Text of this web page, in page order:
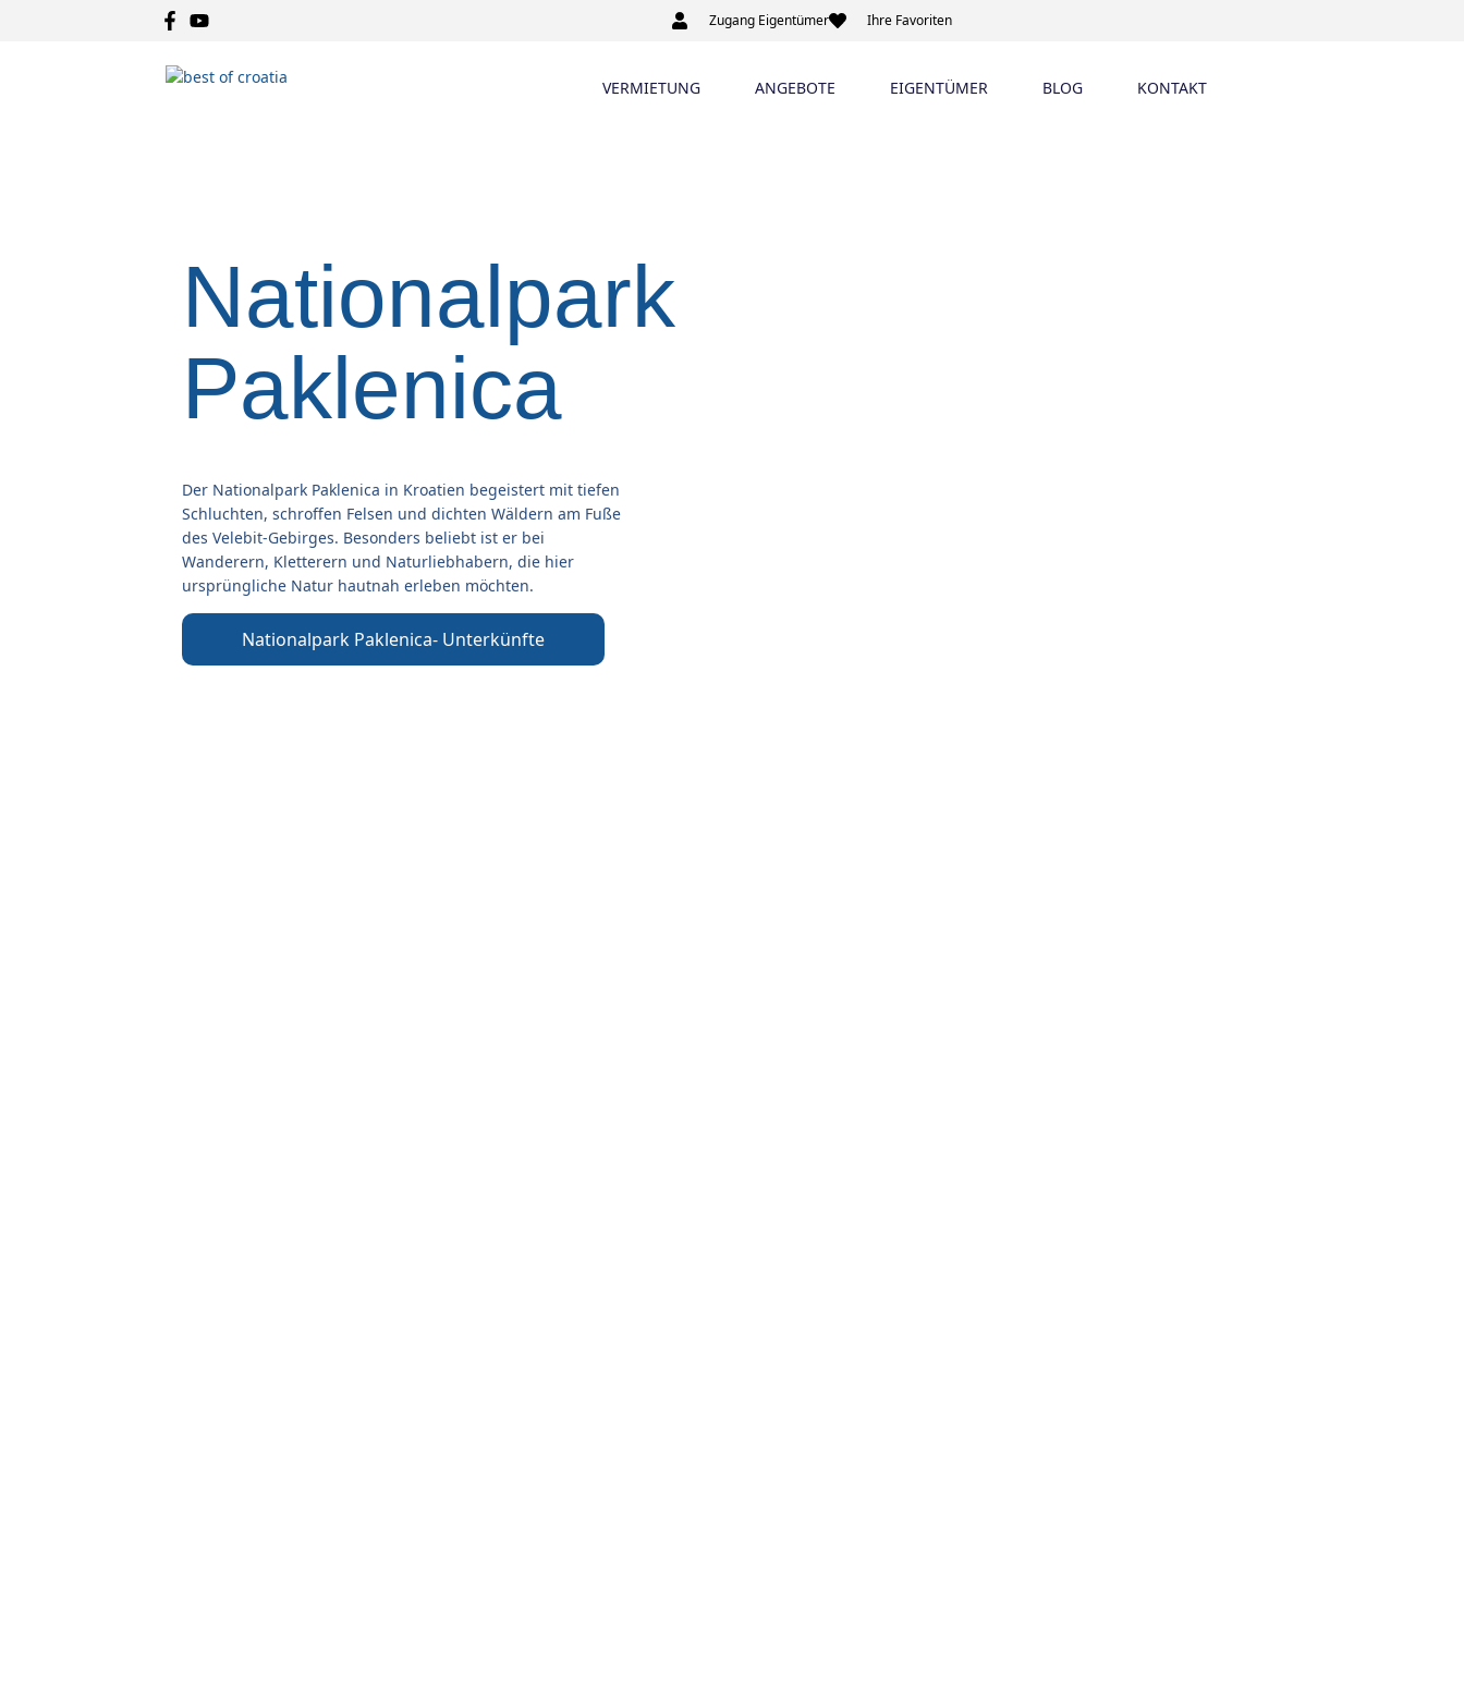
Zugang Eigentümer Ihre Favoriten
VERMIETUNG ANGEBOTE EIGENTÜMER BLOG KONTAKT
Nationalpark
Paklenica
Der Nationalpark Paklenica in Kroatien begeistert mit tiefen
Schluchten, schroffen Felsen und dichten Wäldern am Fuße
des Velebit-Gebirges. Besonders beliebt ist er bei
Wanderern, Kletterern und Naturliebhabern, die hier
ursprüngliche Natur hautnah erleben möchten.
Nationalpark Paklenica- Unterkünfte